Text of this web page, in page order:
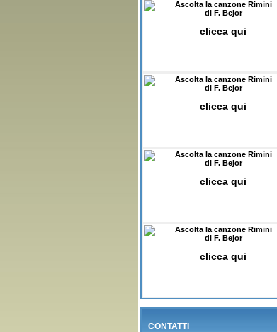
Ascolta la canzone Rimini
di F. Bejor
clicca qui
Ascolta la canzone Rimini
di F. Bejor
clicca qui
Ascolta la canzone Rimini
di F. Bejor
clicca qui
Ascolta la canzone Rimini
di F. Bejor
clicca qui
CONTATTI